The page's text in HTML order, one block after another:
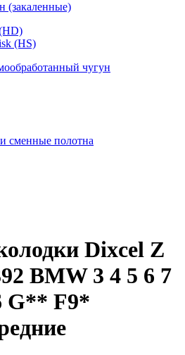
(закаленные)
(HS)
чугун
сменные полотна
Dixcel Z
BMW 3 4 5 6 7
G** F9*